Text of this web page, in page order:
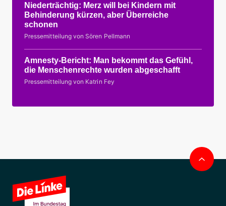
Niederträchtig: Merz will bei Kindern mit
Behinderung kürzen, aber Überreiche
schonen
Pressemitteilung von Sören Pellmann
Amnesty-Bericht: Man bekommt das Gefühl,
die Menschenrechte wurden abgeschafft
Pressemitteilung von Katrin Fey